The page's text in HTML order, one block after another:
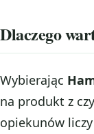
Dlaczego
Wybierając
na produkt z
opiekunów